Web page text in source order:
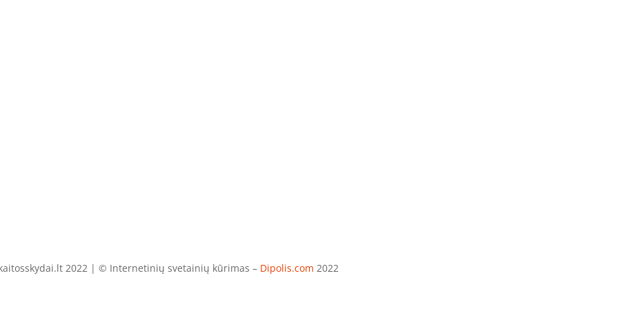
2022 | © Internetinių svetainių kūrimas – Dipolis.com 2022